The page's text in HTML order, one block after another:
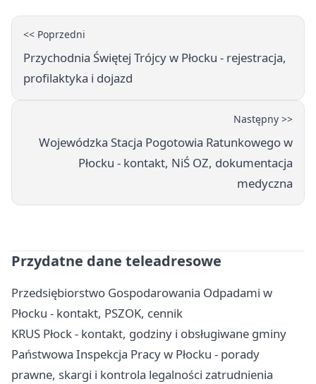
<< Poprzedni
Przychodnia Świętej Trójcy w Płocku - rejestracja,
profilaktyka i dojazd
Następny >>
Wojewódzka Stacja Pogotowia Ratunkowego w
Płocku - kontakt, NiŚ OZ, dokumentacja
medyczna
Przydatne dane teleadresowe
Przedsiębiorstwo Gospodarowania Odpadami w
Płocku - kontakt, PSZOK, cennik
KRUS Płock - kontakt, godziny i obsługiwane gminy
Państwowa Inspekcja Pracy w Płocku - porady
prawne, skargi i kontrola legalności zatrudnienia